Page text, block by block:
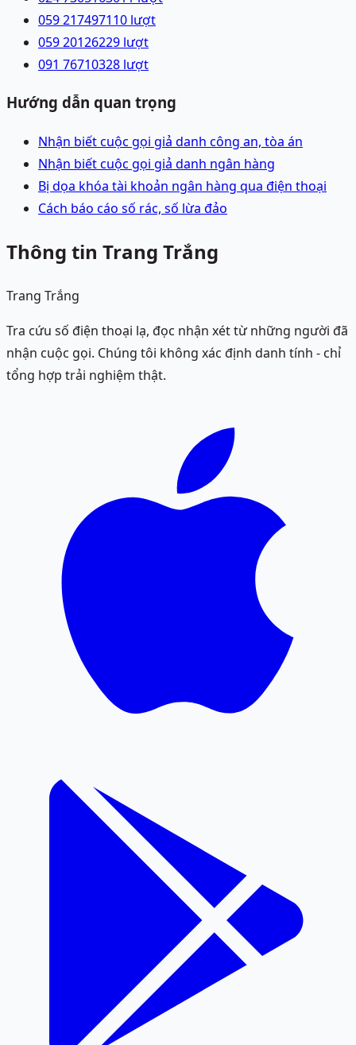
059 217497110 lượt
059 20126229 lượt
091 76710328 lượt
Hướng dẫn quan trọng
Nhận biết cuộc gọi giả danh công an, tòa án
Nhận biết cuộc gọi giả danh ngân hàng
Bị dọa khóa tài khoản ngân hàng qua điện thoại
Cách báo cáo số rác, số lừa đảo
Thông tin Trang Trắng
Trang Trắng
Tra cứu số điện thoại lạ, đọc nhận xét từ những người đã
nhận cuộc gọi. Chúng tôi không xác định danh tính - chỉ
tổng hợp trải nghiệm thật.